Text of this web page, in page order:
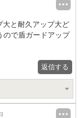
大と耐久アップ大ど
ので盾ガードアップ
返信する